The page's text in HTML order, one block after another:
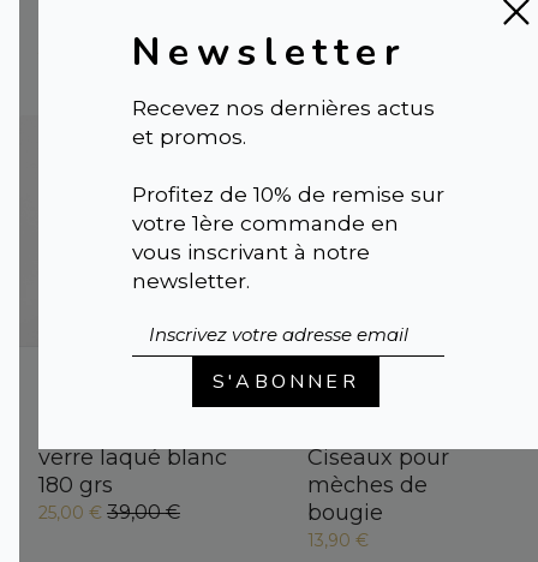
Newsletter
Recevez nos dernières actus
et promos.
Profitez de 10% de remise sur
votre 1ère commande en
vous inscrivant à notre
newsletter.
S'ABONNER
Bougie parfumée
verre laqué blanc
180 grs
25,00 € 39,00 €
COUPE-MÈCHE
OR ROSE
Ciseaux pour
mèches de
bougie
13,90 €